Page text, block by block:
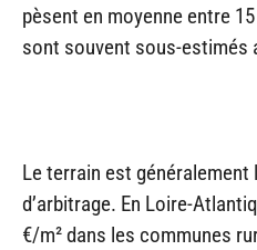
pèsent en moyenne entre
sont souvent sous-estimés
Le terrain est
d’arbitrage. En Loire-
€/m² dans les communes